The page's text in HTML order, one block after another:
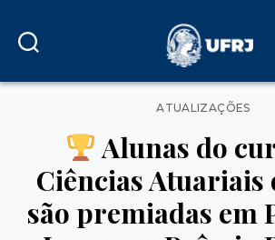
Categories
ATUALIZAÇÕES
Alunas do
Ciências Atuariais
são premiadas em